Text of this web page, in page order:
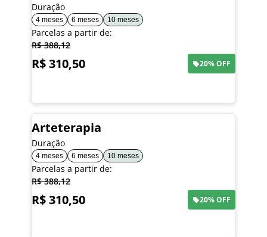
Duração
4 meses 6 meses 10 meses
Parcelas a partir de:
R$ 388,12
R$ 310,50 20% OFF
Arteterapia
Duração
4 meses 6 meses 10 meses
Parcelas a partir de:
R$ 388,12
R$ 310,50 20% OFF